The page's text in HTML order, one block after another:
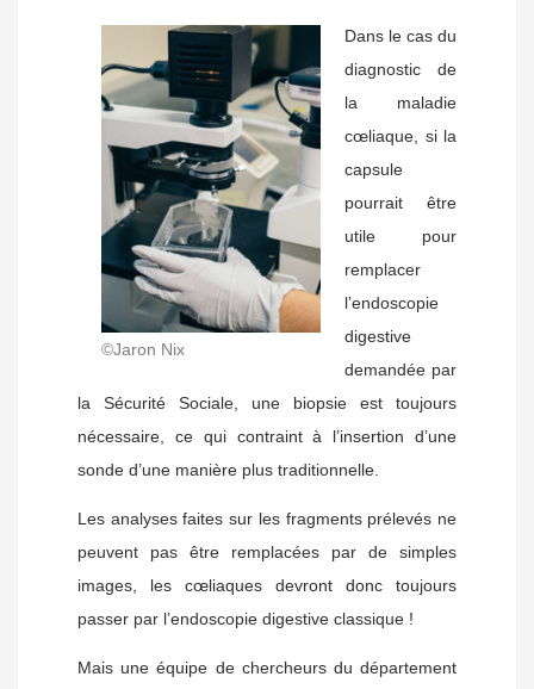
©Jaron Nix
Dans le cas du
diagnostic de
la maladie
cœliaque, si la
capsule
pourrait être
utile pour
remplacer
l’endoscopie
digestive
demandée par
la Sécurité Sociale, une biopsie est toujours
nécessaire, ce qui contraint à l’insertion d’une
sonde d’une manière plus traditionnelle.
Les analyses faites sur les fragments prélevés ne
peuvent pas être remplacées par de simples
images, les cœliaques devront donc toujours
passer par l’endoscopie digestive classique !
Mais une équipe de chercheurs du département